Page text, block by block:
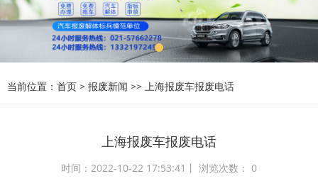
当前位置： 首页 > 报废新闻 >> 上海报废车报废电话
上海报废车报废电话​
时间：2022-10-22 17:53:41丨 浏览次数： 0